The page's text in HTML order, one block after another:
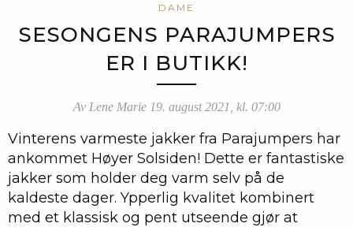
DAME
SESONGENS PARAJUMPERS
ER I BUTIKK!
Av Lene Marie 19. august 2021, kl. 07:00
Vinterens varmeste jakker fra Parajumpers har
ankommet Høyer Solsiden! Dette er fantastiske
jakker som holder deg varm selv på de
kaldeste dager. Ypperlig kvalitet kombinert
med et klassisk og pent utseende gjør at